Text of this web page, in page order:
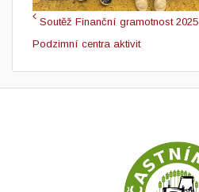
Soutěž Finanční gramotnost 2025
Podzimní centra aktivit